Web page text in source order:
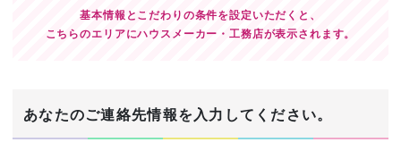
基本情報とこだわりの条件を設定いただくと、
こちらのエリアにハウスメーカー・工務店が表示されます。
あなたのご連絡先情報を入力してください。